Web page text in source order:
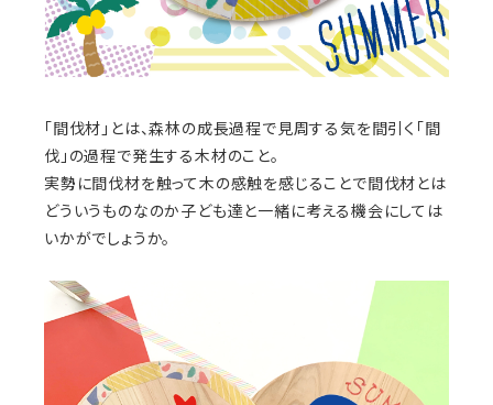
「間伐材」とは、森林の成長過程で見周する気を間引く「間
伐」の過程で発生する木材のこと。
実勢に間伐材を触って木の感触を感じることで間伐材とは
どういうものなのか子ども達と一緒に考える機会にしては
いかがでしょうか。